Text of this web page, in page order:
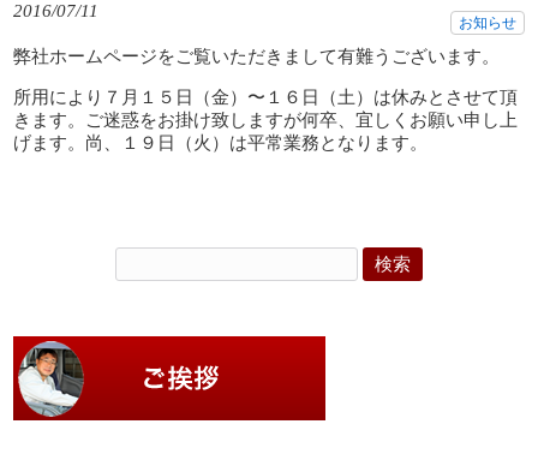
2016/07/11
お知らせ
弊社ホームページをご覧いただきまして有難うございます。
所用により７月１５日（金）〜１６日（土）は休みとさせて頂
きます。ご迷惑をお掛け致しますが何卒、宜しくお願い申し上
げます。尚、１９日（火）は平常業務となります。